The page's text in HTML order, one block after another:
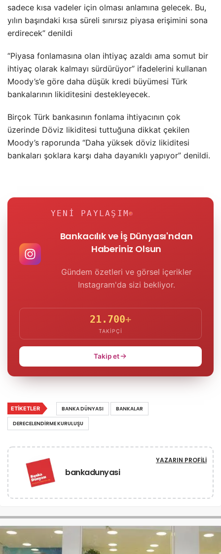
sadece kısa vadeler için olması anlamına gelecek. Bu,
yılın başındaki kısa süreli sınırsız piyasa erişimini sona
erdirecek” denildi
“Piyasa fonlamasına olan ihtiyaç azaldı ama somut bir
ihtiyaç olarak kalmayı sürdürüyor” ifadelerini kullanan
Moody’s’e göre daha düşük kredi büyümesi Türk
bankalarının likiditesini destekleyecek.
Birçok Türk bankasının fonlama ihtiyacının çok
üzerinde Döviz likiditesi tuttuğuna dikkat çekilen
Moody’s raporunda “Daha yüksek döviz likiditesi
bankaları şoklara karşı daha dayanıklı yapıyor” denildi.
YENI PAYLAŞIM
Bankacılık ve İş Dünyası'ndan
Haberiniz Olsun
Gündem özetleri ve görsel içerikler
Instagram'da sizi bekliyor.
21.700+
TAKIPÇI
Takip et
ETIKETLER BANKA DÜNYASI
BANKALAR
DERECELENDIRME KURULUŞU
bankadunyasi
YAZARIN PROFILI